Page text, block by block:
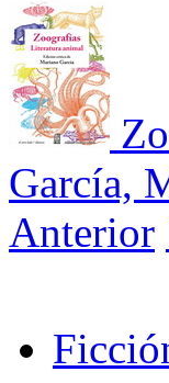
García,
Anterior